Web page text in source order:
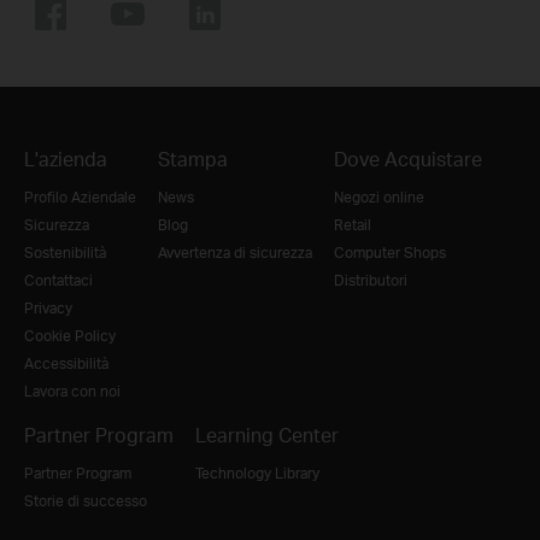
L'azienda
Profilo Aziendale
Sicurezza
Sostenibilità
Contattaci
Privacy
Cookie Policy
Accessibilità
Lavora con noi
Stampa
News
Blog
Avvertenza di sicurezza
Dove Acquistare
Negozi online
Retail
Computer Shops
Distributori
Partner Program
Partner Program
Storie di successo
Learning Center
Technology Library